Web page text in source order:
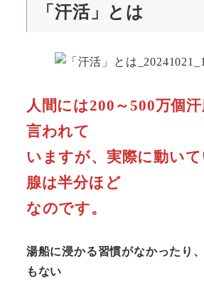
「汗活」とは
人間には200～500万個
言われて
いますが、実際に動い
腺は半分ほど
なのです。
湯船に浸かる習慣がなかったり
もない